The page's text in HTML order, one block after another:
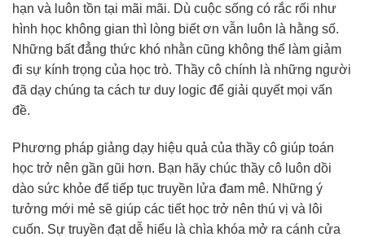
hạn và luôn tồn tại mãi mãi. Dù cuộc sống có rắc rối như
hình học không gian thì lòng biết ơn vẫn luôn là hằng số.
Những bất đẳng thức khó nhằn cũng không thể làm giảm
đi sự kính trọng của học trò. Thầy cô chính là những người
đã dạy chúng ta cách tư duy logic để giải quyết mọi vấn
đề.
Phương pháp giảng dạy hiệu quả của thầy cô giúp toán
học trở nên gần gũi hơn. Bạn hãy chúc thầy cô luôn dồi
dào sức khỏe để tiếp tục truyền lửa đam mê. Những ý
tưởng mới mẻ sẽ giúp các tiết học trở nên thú vị và lôi
cuốn. Sự truyền đạt dễ hiểu là chìa khóa mở ra cánh cửa